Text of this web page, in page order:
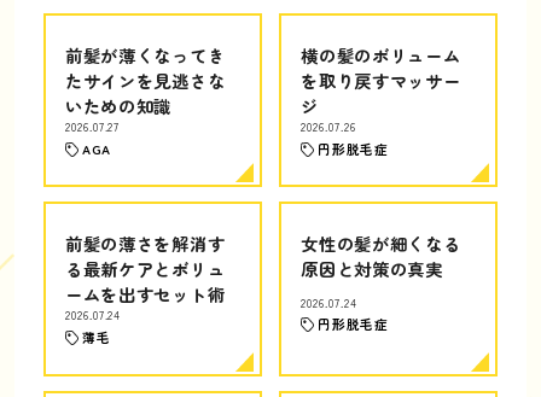
前髪が薄くなってき
たサインを見逃さな
いための知識
2026.07.27
AGA
横の髪のボリューム
を取り戻すマッサー
ジ
2026.07.26
円形脱毛症
前髪の薄さを解消す
る最新ケアとボリュ
ームを出すセット術
2026.07.24
薄毛
女性の髪が細くなる
原因と対策の真実
2026.07.24
円形脱毛症